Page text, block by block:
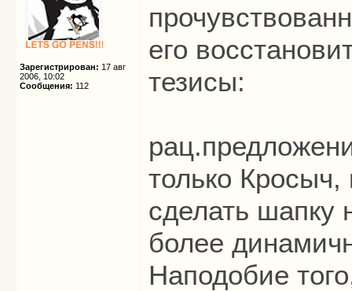
Зарегистрирован: 17 авг
2006, 10:02
Сообщения: 112
его
тезисы:
только
сделать шапку
более
Наподобие